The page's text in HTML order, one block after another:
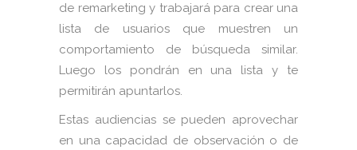
de remarketing y trabajará para crear una
lista de usuarios que muestren un
comportamiento de búsqueda similar.
Luego los pondrán en una lista y te
permitirán apuntarlos.
Estas audiencias se pueden aprovechar
en una capacidad de observación o de